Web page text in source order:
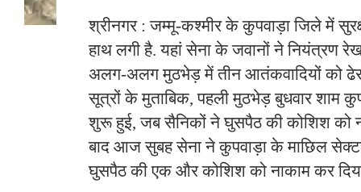
श्रीनगर : जम्मू-कश्मीर के कुपवाड़ा जिले में
हाथ लगी है. यहां सेना के जवानों ने नियंत्रण
अलग-अलग मुठभेड़ में तीन आतंकवादियों को
सूत्रों के मुताबिक, पहली मुठभेड़ बुधवार शाम
शुरू हुई, जब सैनिकों ने घुसपैठ की कोशिश को
बाद आज सुबह सेना ने कुपवाड़ा के माछिल
घुसपैठ की एक और कोशिश को नाकाम कर